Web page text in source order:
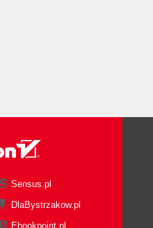
Sensus.pl
DlaBystrzakow.pl
Ebookpoint.pl